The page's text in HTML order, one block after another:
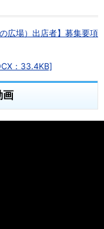
広場）出店者】募集要項
：33.4KB]
画